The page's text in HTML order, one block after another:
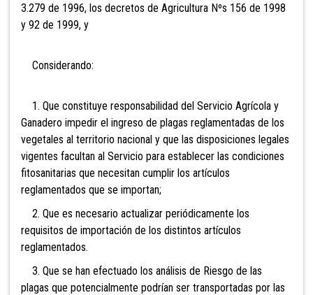
3.279 de 1996, los decretos de Agricultura Nºs 156 de 1998
y 92 de 1999, y
Considerando:
1. Que constituye responsabilidad del Servicio Agrícola y
Ganadero impedir el ingreso de plagas reglamentadas de los
vegetales al territorio nacional y que las disposiciones legales
vigentes facultan al Servicio para establecer las condiciones
fitosanitarias que necesitan cumplir los artículos
reglamentados que se importan;
2. Que es necesario actualizar periódicamente los
requisitos de importación de los distintos artículos
reglamentados.
3. Que se han efectuado los análisis de Riesgo de las
plagas que potencialmente podrían ser transportadas por las